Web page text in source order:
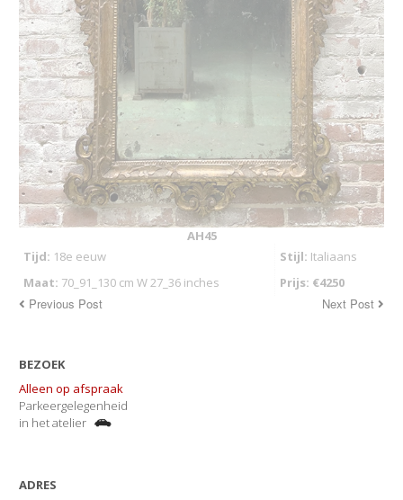
AH45
Tijd: 18e eeuw Stijl: Italiaans
Maat: 70_91_130 cm W 27_36 inches Prijs: €4250
Previous Post Next Post
BEZOEK
Alleen op afspraak
Parkeergelegenheid
in het atelier
ADRES